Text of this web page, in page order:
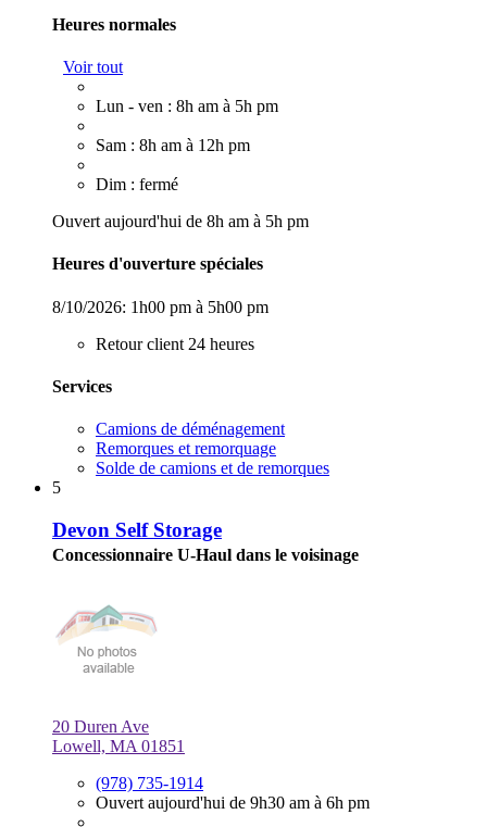
Heures normales
Voir tout
Lun - ven : 8h am à 5h pm
Sam : 8h am à 12h pm
Dim : fermé
Ouvert aujourd'hui de 8h am à 5h pm
Heures d'ouverture spéciales
8/10/2026: 1h00 pm à 5h00 pm
Retour client 24 heures
Services
Camions de déménagement
Remorques et remorquage
Solde de camions et de remorques
5
Devon Self Storage
Concessionnaire U-Haul dans le voisinage
20 Duren Ave
Lowell, MA 01851
(978) 735-1914
Ouvert aujourd'hui de 9h30 am à 6h pm